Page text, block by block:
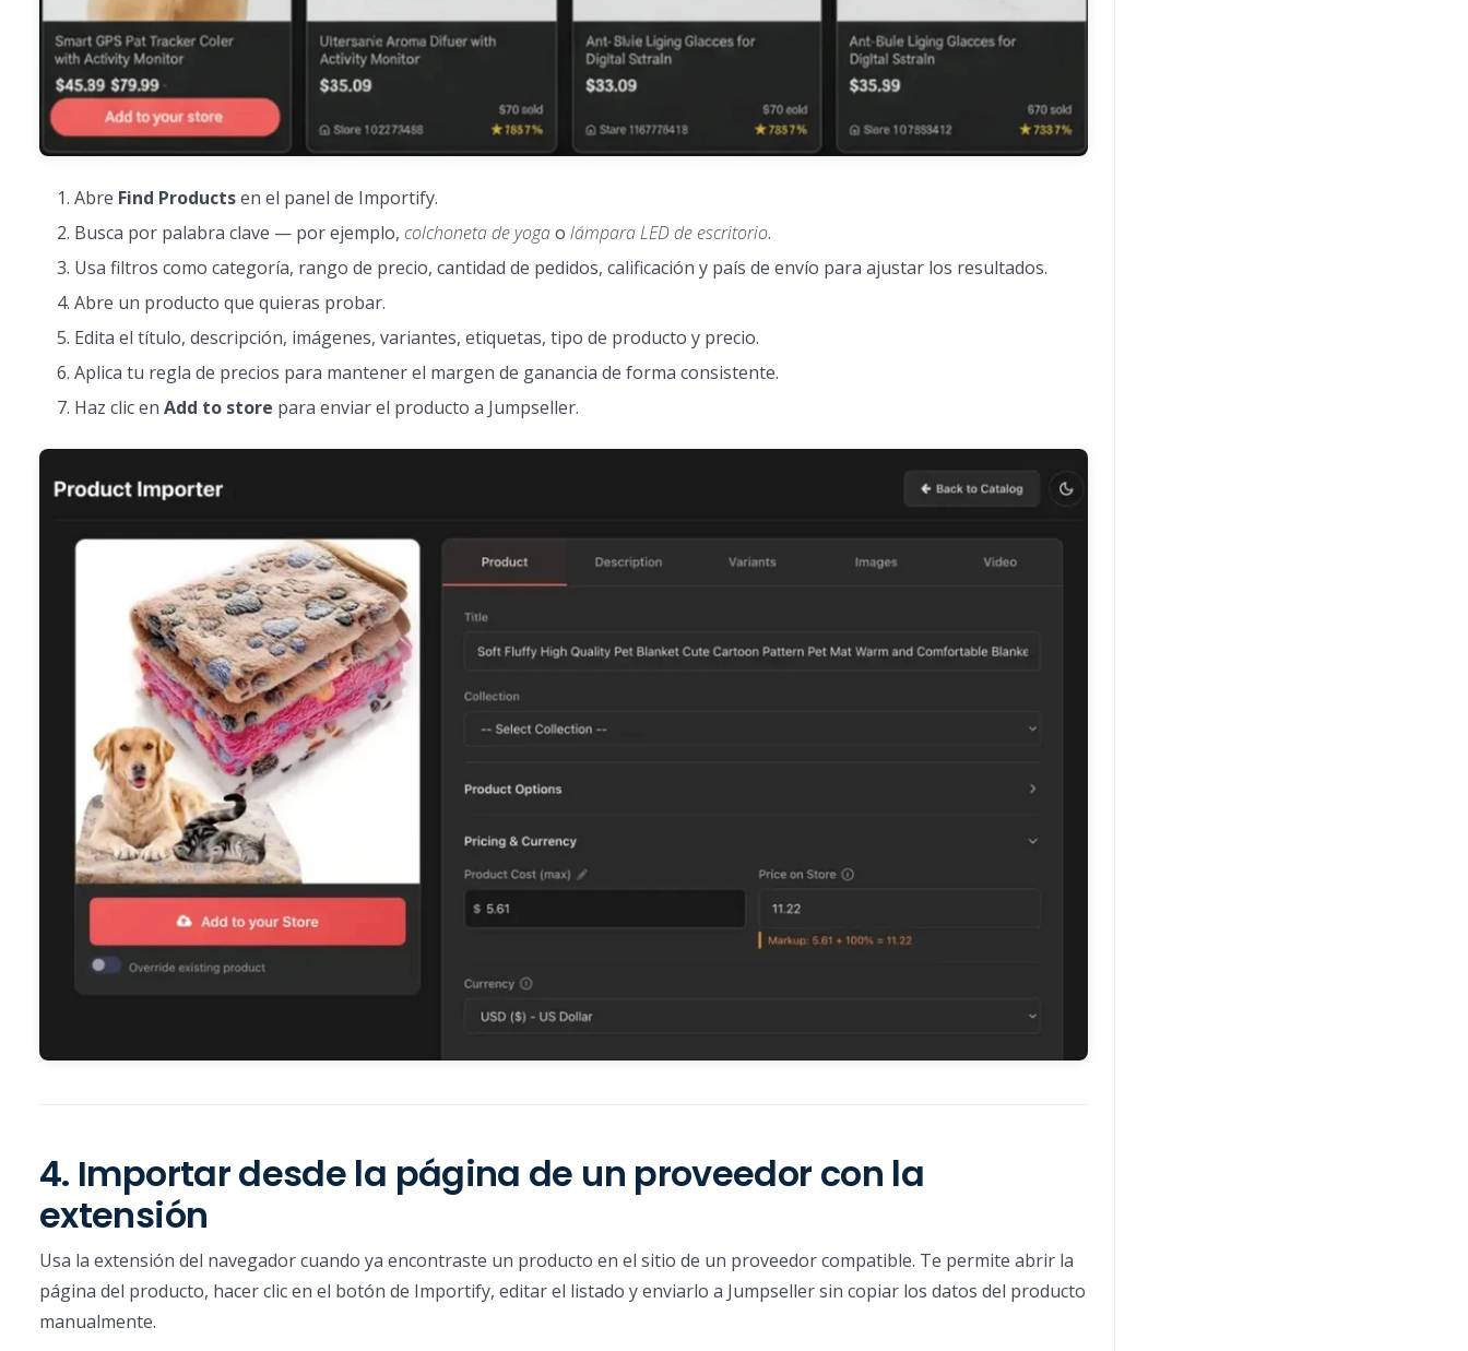
Abre Find Productsen el panel de Importify.
Busca por palabra clave — por ejemplo, colchoneta de yogao lámpara LED de escritorio.
Usa filtros como categoría, rango de precio, cantidad de pedidos, calificación y país de envío para ajustar los resultados.
Abre un producto que quieras probar.
Edita el título, descripción, imágenes, variantes, etiquetas, tipo de producto y precio.
Aplica tu regla de precios para mantener el margen de ganancia de forma consistente.
Haz clic en Add to store para enviar el producto a Jumpseller.
4. Importar desde la página de un proveedor con la
extensión
Usa la extensión del navegador cuando ya encontraste un producto en el sitio de un proveedor compatible. Te permite abrir la
página del producto, hacer clic en el botón de Importify, editar el listado y enviarlo a Jumpseller sin copiar los datos del producto
manualmente.